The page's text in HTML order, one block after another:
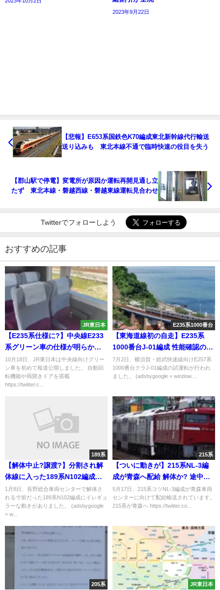
2023年9月22日
【悲報】E653系国鉄色K70編成東北新幹線代行輸送
送り込みも 東北本線不通で臨時快速の役目を失う
【郡山駅で停電】変電所が原因か運転再開見通し立
たず 東北本線・磐越西線・磐越東線運転見合わせ
Twitterでフォローしよう
おすすめの記事
JR東日本
【E235系仕様に?】中央線E233
系グリーン車の仕様が明らかに
両開きドアや座席の自動回転機
能を搭載 24年度末以降予定は変
わらず
10月18日、JR東日本は中央線向けグリー
ン車を初めて報道公開しました。 自動回
転機能や両開きドアを搭載
https://twitter.c...
E235系1000番台
【東海道線初の自走】E235系
1000番台J-01編成 性能確認のた
め試運転
7月2日、横須賀・総武快速線向けE257系
1000番台クラJ-01編成の試運転が行われ
ました。 (adsbygoogle = window....
189系
【解体中止?譲渡?】分割され解
体線に入った189系N102編成が
留置線に戻り再び6両編成に組成
座席だけ撤去
1月8日、長野総合車両センターで解体さ
れる寸前だった189系N102編成にイレギュ
ラーな動きがありました。 (adsbygoogle
= w...
215系
【ついに動きが】215系NL-3編
成が青森へ配給 解体か? 途中土
砂崩れでたどり着けない恐れも
5月17日、215系コツNL-3編成が青森車両
センターに向けて配給輸送されています。
215系が青森へ https://twitter.co...
205系 JR東日本